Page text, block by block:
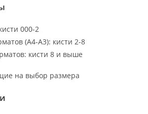
000-2
(A4-A3): кисти 2-8
кисти 8 и выше